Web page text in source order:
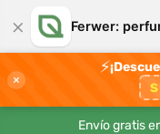
× Ferwer:
×
⚡
Envío gratis